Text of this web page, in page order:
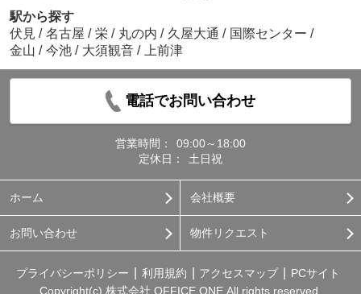
駅から探す
伏見 / 名古屋 / 栄 / 丸の内 / 久屋大通 / 国際センター /
金山 / 今池 / 大須観音 / 上前津
電話でお問い合わせ
営業時間：
09:00～18:00
定休日：
土日祝
ホーム 会社概要
お問い合わせ 物件リクエスト
プライバシーポリシー 利用規約 アクセスマップ
PCサイト
Copyright(c) 株式会社 OFFICE ONE All rights reserved.